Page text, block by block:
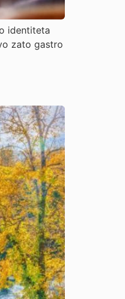
identiteta
zato gastro